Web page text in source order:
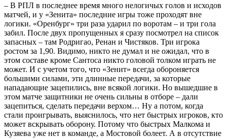
– В РПЛ в последнее время много нелогичых голов и исходов
матчей, и у «Зенита» последние игры тоже проходят вне
логики. «Оренбург» три раза ударил по воротам – и три гола
забил. После двух пропущенных я сразу посмотрел на список
запасных – там Родригао, Ренан и Чистяков. Три игрока
ростом за 1,90. Видимо, никто не думал и не ожидал, что в
этом составе кроме Сантоса никто головой толком играть не
может. И с учетом того, что «Зенит» всегда обороняется
большими силами, эти длинные передачи, за которые
нападающие зацепились, вне всякой логики. Но вышедшие в
этом матче защитники не очень сильны в отборе – дали
зацепиться, сделать передачи верхом… Ну а потом, когда
стали проигрывать, выяснилось, что нет быстрых игроков, кто
может вскрывать оборону. Потому что быстрых Малкома и
Кузяева уже нет в команде, а Мостовой болеет. А в отсутствие